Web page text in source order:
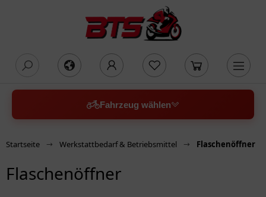
Fahrzeug wählen
Startseite Werkstattbedarf & Betriebsmittel Flaschenöffner
Flaschenöffner